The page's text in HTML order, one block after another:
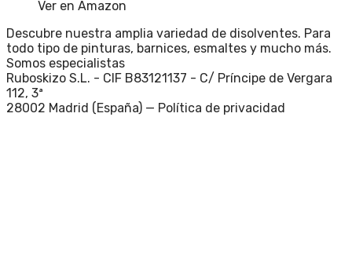
Ver en Amazon
Descubre nuestra amplia variedad de disolventes. Para
todo tipo de pinturas, barnices, esmaltes y mucho más.
Somos especialistas
Ruboskizo S.L. - CIF B83121137 - C/ Príncipe de Vergara
112, 3ª
28002 Madrid (España) — Política de privacidad